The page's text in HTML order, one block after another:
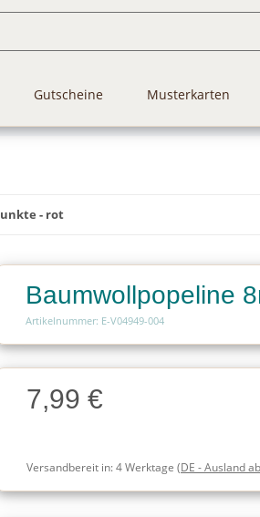
Gutscheine Musterkarten
- rot
Baumwollpopeline
Artikelnummer: E-V04949-004
Charge7,99 €
Versandbereit in:4 Werktage (DE - Ausland